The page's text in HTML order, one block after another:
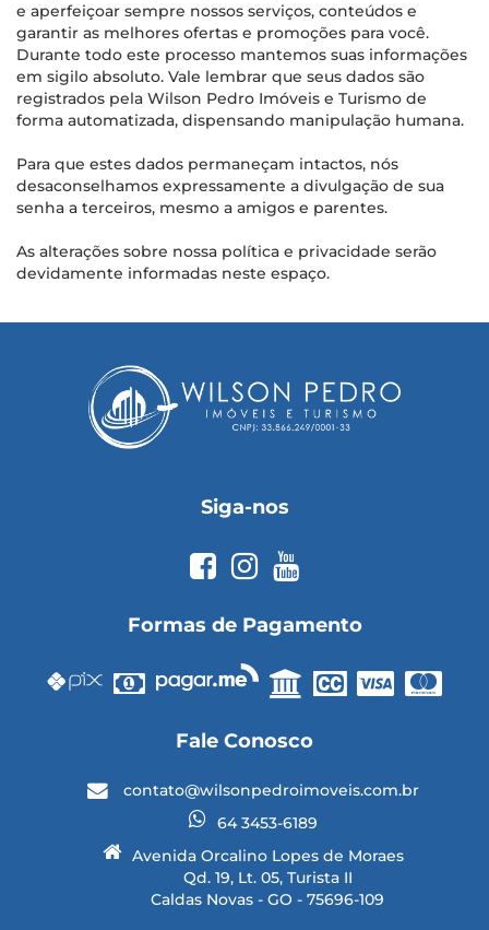
e aperfeiçoar sempre nossos serviços, conteúdos e
garantir as melhores ofertas e promoções para você.
Durante todo este processo mantemos suas informações
em sigilo absoluto. Vale lembrar que seus dados são
registrados pela Wilson Pedro Imóveis e Turismo de
forma automatizada, dispensando manipulação humana.
Para que estes dados permaneçam intactos, nós
desaconselhamos expressamente a divulgação de sua
senha a terceiros, mesmo a amigos e parentes.
As alterações sobre nossa política e privacidade serão
devidamente informadas neste espaço.
Siga-nos
Formas de Pagamento
Fale Conosco
contato@wilsonpedroimoveis.com.br
64 3453-6189
Avenida Orcalino Lopes de Moraes
Qd. 19, Lt. 05, Turista II
Caldas Novas - GO - 75696-109